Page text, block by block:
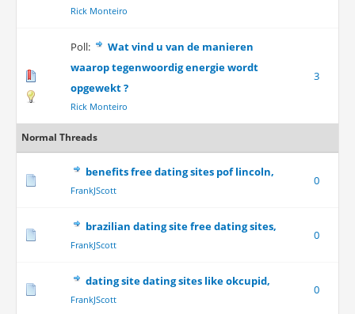
Rick Monteiro
Poll:
Wat vind u van de manieren
waarop tegenwoordig energie wordt
opgewekt ?
Rick Monteiro
3
Normal Threads
benefits free dating sites pof lincoln,
FrankJScott
0
brazilian dating site free dating sites,
FrankJScott
0
dating site dating sites like okcupid,
FrankJScott
0